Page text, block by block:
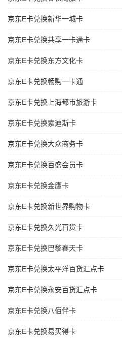
京东E卡兑换新华一城卡
京东E卡兑换共享一卡通卡
京东E卡兑换东方文化卡
京东E卡兑换畅购一卡通
京东E卡兑换上海都市旅游卡
京东E卡兑换索迪斯卡
京东E卡兑换大众商务卡
京东E卡兑换百盛会员卡
京东E卡兑换金鹰卡
京东E卡兑换新世界购物卡
京东E卡兑换久光百货卡
京东E卡兑换巴黎春天卡
京东E卡兑换太平洋百货汇点卡
京东E卡兑换永安百货汇点卡
京东E卡兑换八佰伴卡
京东E卡兑换易买得卡